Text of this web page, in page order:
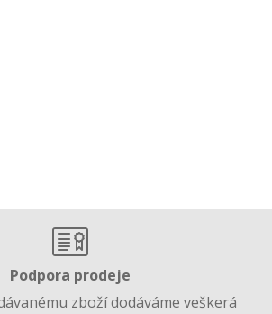
Podpora prodeje
zboží dodáváme veškerá